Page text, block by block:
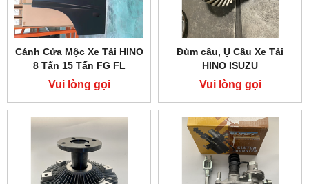
Cánh Cửa Mộc Xe Tải HINO
8 Tấn 15 Tấn FG FL
Vui lòng gọi
Đùm cầu, Ụ Cầu Xe Tải
HINO ISUZU
Vui lòng gọi